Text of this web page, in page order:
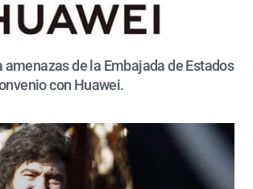
amenazas de la Embajada de Estados
con Huawei.